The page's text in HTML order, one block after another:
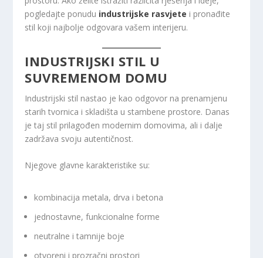
pogledajte ponudu industrijske rasvjete i pronađite
stil koji najbolje odgovara vašem interijeru.
INDUSTRIJSKI STIL U
SUVREMENOM DOMU
Industrijski stil nastao je kao odgovor na prenamjenu
starih tvornica i skladišta u stambene prostore. Danas
je taj stil prilagođen modernim domovima, ali i dalje
zadržava svoju autentičnost.
Njegove glavne karakteristike su:
kombinacija metala, drva i betona
jednostavne, funkcionalne forme
neutralne i tamnije boje
otvoreni i prozračni prostori